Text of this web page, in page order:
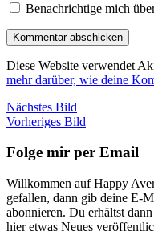
Benachrichtige mich
Diese Website verwendet
mehr darüber, wie deine
Nächstes Bild
Vorheriges Bild
Folge mir per Email
Willkommen auf Happy
gefallen, dann gib deine E-
abonnieren. Du erhältst
hier etwas Neues